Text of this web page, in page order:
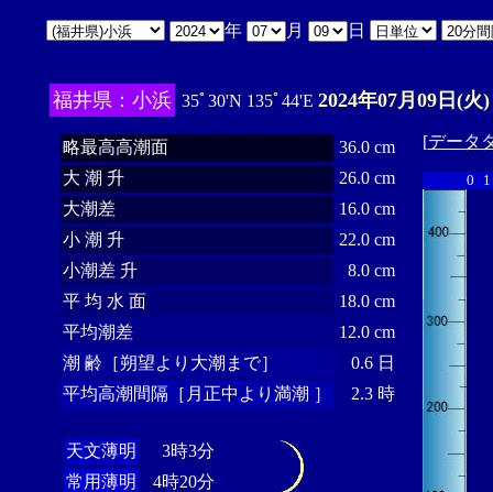
年 月 日
福井県：小浜 35ﾟ30'N 135ﾟ44'E 2024年07月09日(火)
略最高高潮面
36.0 cm
大 潮 升
26.0 cm
大潮差
16.0 cm
小 潮 升
22.0 cm
小潮差 升
8.0 cm
平 均 水 面
18.0 cm
平均潮差
12.0 cm
潮 齢［朔望より大潮まで］
0.6 日
平均高潮間隔［月正中より満潮 ］
2.3 時
天文薄明
3時3分
常用薄明
4時20分
[データ
0 1